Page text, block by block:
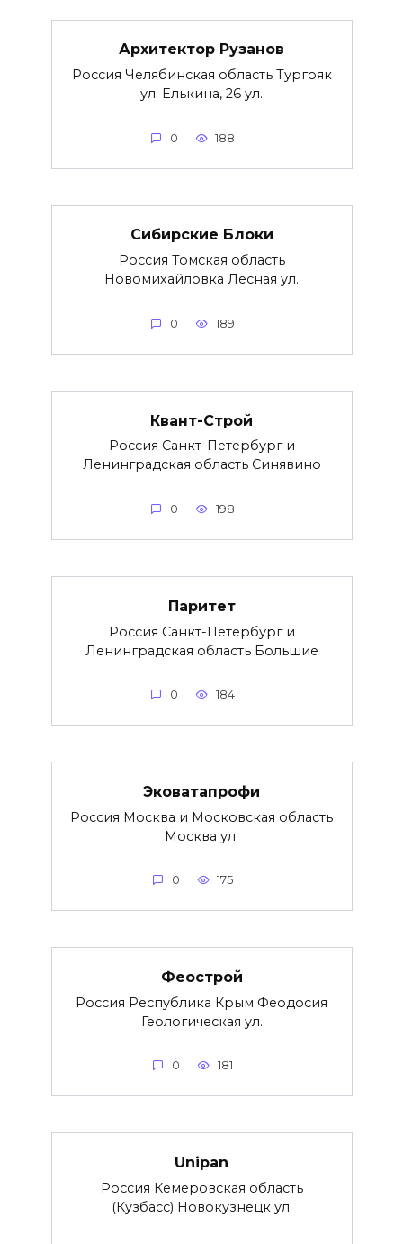
Архитектор Рузанов
Россия Челябинская область Тургояк
ул. Елькина, 26 ул.
0 188
Сибирские Блоки
Россия Томская область
Новомихайловка Лесная ул.
0 189
Квант-Строй
Россия Санкт-Петербург и
Ленинградская область Синявино
0 198
Паритет
Россия Санкт-Петербург и
Ленинградская область Большие
0 184
Эковатапрофи
Россия Москва и Московская область
Москва ул.
0 175
Феострой
Россия Республика Крым Феодосия
Геологическая ул.
0 181
Unipan
Россия Кемеровская область
(Кузбасс) Новокузнецк ул.